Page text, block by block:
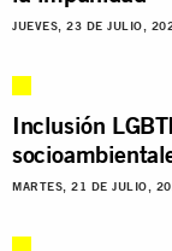
JUEVES, 23 DE JULIO,
Inclusión
MARTES, 21 DE JULIO,